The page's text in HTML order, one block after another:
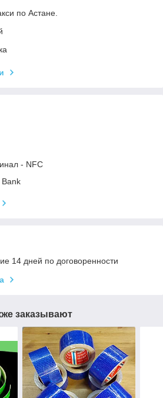
по Астане.
- NFC
Bank
14 дней по договоренности
заказывают